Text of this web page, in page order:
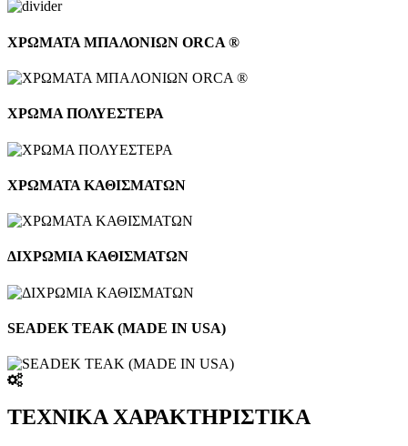
ΧΡΩΜΑΤΑ ΜΠΑΛΟΝΙΩΝ ORCA ®
ΧΡΩΜΑ ΠΟΛΥΕΣΤΕΡΑ
ΧΡΩΜΑΤΑ ΚΑΘΙΣΜΑΤΩΝ
ΔΙΧΡΩΜΙΑ ΚΑΘΙΣΜΑΤΩΝ
SEADEK TEAK (MADE IN USA)
ΤΕΧΝΙΚΑ ΧΑΡΑΚΤΗΡΙΣΤΙΚΑ